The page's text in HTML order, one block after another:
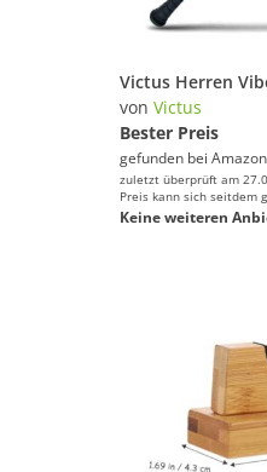
von Victus
Bester Preis
gefunden bei Amazon
zuletzt überprüft am
Preis kann sich seitdem
Keine weiteren